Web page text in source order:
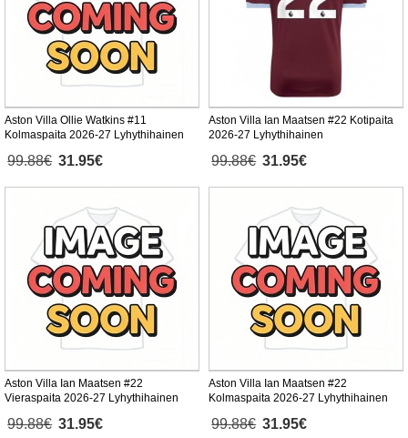
Aston Villa Ollie Watkins #11
Kolmaspaita 2026-27 Lyhythihainen
99.88€ 31.95€
Aston Villa Ian Maatsen #22 Kotipaita
2026-27 Lyhythihainen
99.88€ 31.95€
Aston Villa Ian Maatsen #22
Vieraspaita 2026-27 Lyhythihainen
99.88€ 31.95€
Aston Villa Ian Maatsen #22
Kolmaspaita 2026-27 Lyhythihainen
99.88€ 31.95€